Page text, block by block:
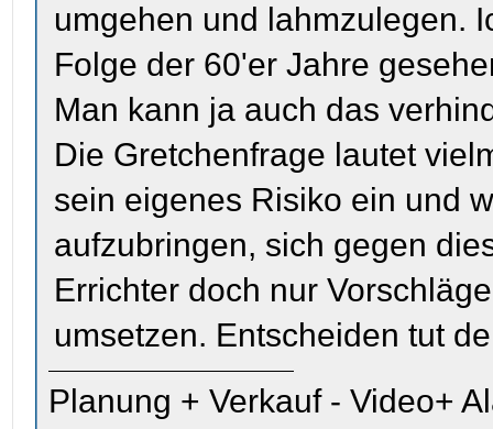
umgehen und lahmzulegen.
Folge der 60'er Jahre
Man kann ja auch das
Die Gretchenfrage lautet
sein eigenes Risiko ein und
aufzubringen, sich gegen
Errichter doch nur
umsetzen. Entscheiden tut
Planung + Verkauf - Video+